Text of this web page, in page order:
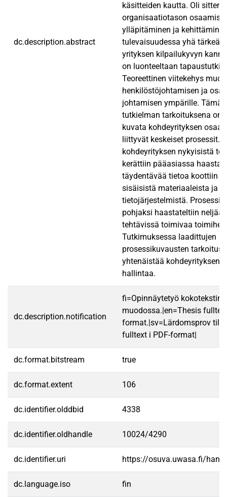
dc.description.abstract
käsitteiden kautta. Oli sitten
organisaatiotason
ylläpitäminen ja
tulevaisuudessa yhä
yrityksen kilpailukyvyn
on luonteeltaan
Teoreettinen viitekehys
henkilöstöjohtamisen ja
johtamisen ympärille.
tutkielman tarkoituksena on
kuvata kohdeyrityksen
liittyvät keskeiset prosessit.
kohdeyrityksen nykyisistä
kerättiin pääasiassa
täydentävää tietoa koottiin
sisäisistä materiaaleista ja
tietojärjestelmistä.
pohjaksi haastateltiin neljää
tehtävissä toimivaa
Tutkimuksessa laadittujen
prosessikuvausten tarkoitus
yhtenäistää kohdeyrityksen
hallintaa.
dc.description.notification
fi=Opinnäytetyö kokotekstinä
muodossa.|en=Thesis
format.|sv=Lärdomsprov
fulltext i PDF-format|
dc.format.bitstream true
dc.format.extent 106
dc.identifier.olddbid 4338
dc.identifier.oldhandle 10024/4290
dc.identifier.uri https://osuva.uwasa.fi/
dc.language.iso fin